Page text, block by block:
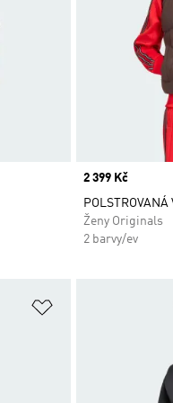
Price
2 399 Kč
POLSTROVANÁ
Ženy Originals
2 barvy/ev
Přidat do